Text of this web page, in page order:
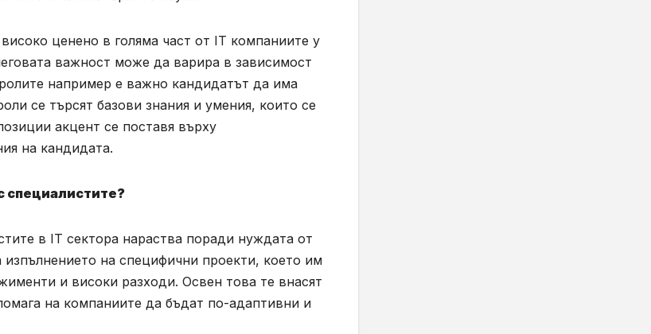
ценено в голяма част от IT компаниите у
важност може да варира в зависимост
например е важно кандидатът да има
се търсят базови знания и умения, които се
акцент се поставя върху
на кандидата.
специалистите?
в IT сектора нараства поради нуждата от
изпълнението на специфични проекти, което им
и високи разходи. Освен това те внасят
на компаниите да бъдат по-адаптивни и